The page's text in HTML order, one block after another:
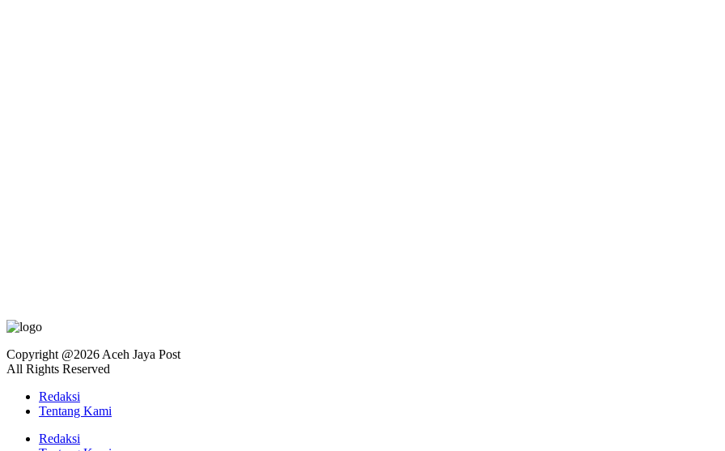
Copyright @2026 Aceh Jaya Post
All Rights Reserved
Redaksi
Tentang Kami
Redaksi